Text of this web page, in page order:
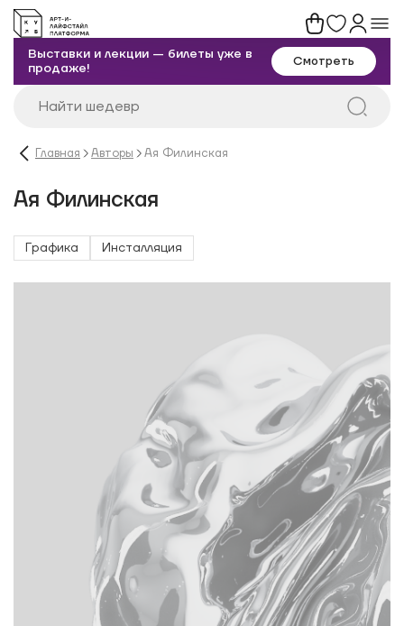
Выставки и лекции — билеты уже в
продаже!
Смотреть
Главная Авторы Ая Филинская
Ая Филинская
Графика Инсталляция